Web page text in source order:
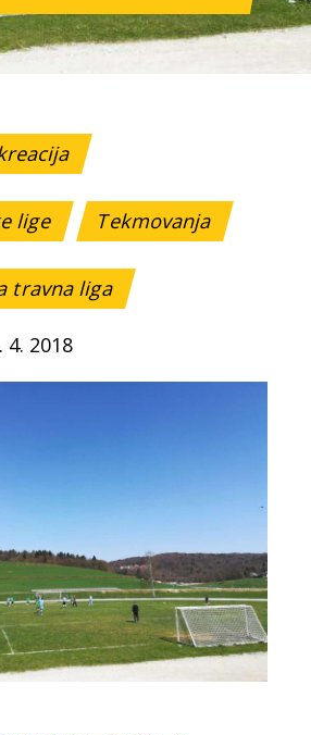
lige Tekmovanja
travna liga
4. 2018